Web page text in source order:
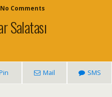
Comments
Salatası
Mail SMS